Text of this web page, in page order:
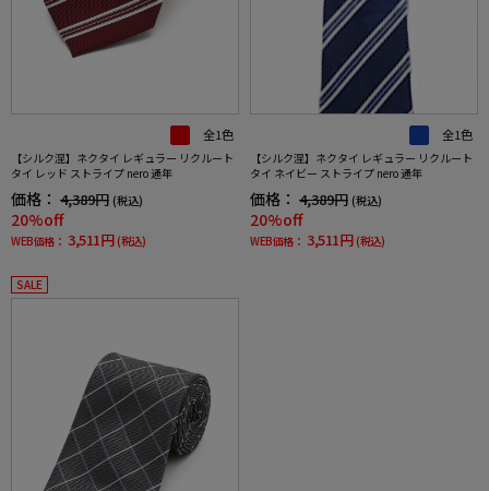
全1色
【シルク混】ネクタイ レギュラー リクルート
タイ レッド ストライプ nero 通年
価格： 4,389円 (税込)
20%off
WEB価格： 3,511円 (税込)
全1色
【シルク混】ネクタイ レギュラー リクルート
タイ ネイビー ストライプ nero 通年
価格： 4,389円 (税込)
20%off
WEB価格： 3,511円 (税込)
SALE